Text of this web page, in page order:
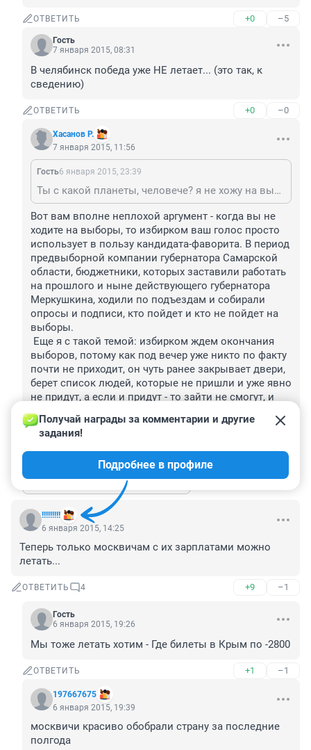
ОТВЕТИТЬ +0 –5
Гость
7 января 2015, 08:31
В челябинск победа уже НЕ летает... (это так, к
сведению)
ОТВЕТИТЬ +0 –0
Хасанов Р.
7 января 2015, 11:56
Гость6 января 2015, 23:39
Ты с какой планеты, человече? я не хожу на выборы, а зачем? Что меняется от этого? Есть адекватный ответ на это? (ну кроме всяких там гражданских позиций , от этого зависит твое будущее, твой голос решает все и т.д.) работаю кфалифицированно, получаю з/п соответсвующую моей работе, Одно НО-я работаю в коммерческой структуре (продажи,перепродажи,переперепродажи и т.д.) , З/П у меня выше чем у многих производственников,инжинеров, и др. кто учился со мной в одно время и в том же институте, причем образован я куда меньше них...(прогуливал) Может просто надо найти свою нишу и в**бывать хорошенько, ну и мозги применять там где надо, а не жаловаться на государство и систему?
Вот вам вполне неплохой аргумент - когда вы не
ходите на выборы, то избирком ваш голос просто
использует в пользу кандидата-фаворита. В период
предвыборной компании губернатора Самарской
области, бюджетники, которых заставили работать
на прошлого и ныне действующего губернатора
Меркушкина, ходили по подъездам и собирали
опросы и подписи, кто пойдет и кто не пойдет на
выборы.
Еще я с такой темой: избирком ждем окончания
выборов, потому как под вечер уже никто по факту
почти не приходит, он чуть ранее закрывает двери,
берет список людей, которые не пришли и уже явно
не придут, а если и придут - то зайти не смогут, и
просто вписывают их голоса.
Как бы потом фиг проверишь.
ОТВЕТИТЬ +2 –1
Показать ещё 4 ответа
!!!!!!!!!
Получай награды за комментарии и другие
задания!
Подробнее в профиле
6 января 2015, 14:25
Теперь только москвичам с их зарплатами можно
летать...
ОТВЕТИТЬ 4 +9 –1
Гость
6 января 2015, 19:26
Мы тоже летать хотим - Где билеты в Крым по -2800
ОТВЕТИТЬ +1 –1
197667675
6 января 2015, 19:39
москвичи красиво обобрали страну за последние
полгода